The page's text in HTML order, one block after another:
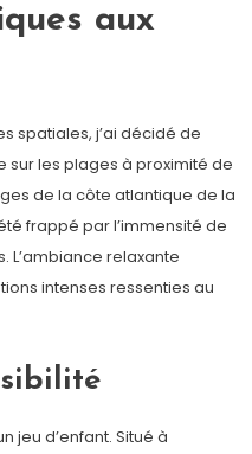
aux
spatiales, j’ai décidé de
sur les plages à proximité de
de la côte atlantique de la
frappé par l’immensité de
L’ambiance relaxante
intenses ressenties au
jeu d’enfant. Situé à